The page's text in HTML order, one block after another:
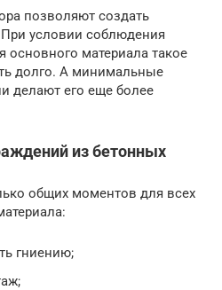
позволяют создать
условии соблюдения
основного материала такое
долго. А минимальные
делают его еще более
из бетонных
общих моментов для всех
гниению;